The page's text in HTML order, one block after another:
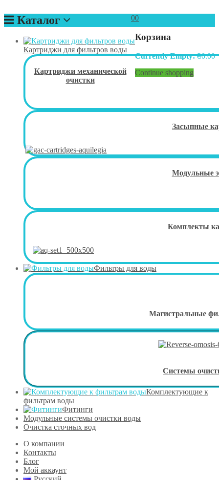
0
Корзина
Currently Empty: ₴0.00
Continue shopping
0
Каталог
Картриджи для фильтров воды
Картриджи механической
очистки
Засыпные
Модульные
Комплекты
Фильтры для воды
Магистральные
Системы
Комплектующие к
фильтрам воды
Фитинги
Модульные системы очистки воды
Очистка сточных вод
О компании
Контакты
Блог
Мой аккаунт